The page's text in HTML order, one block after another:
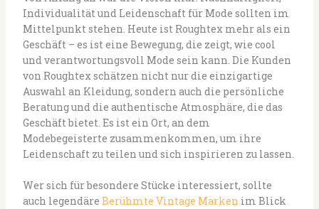
Individualität und Leidenschaft für Mode sollten im
Mittelpunkt stehen. Heute ist Roughtex mehr als ein
Geschäft – es ist eine Bewegung, die zeigt, wie cool
und verantwortungsvoll Mode sein kann. Die Kunden
von Roughtex schätzen nicht nur die einzigartige
Auswahl an Kleidung, sondern auch die persönliche
Beratung und die authentische Atmosphäre, die das
Geschäft bietet. Es ist ein Ort, an dem
Modebegeisterte zusammenkommen, um ihre
Leidenschaft zu teilen und sich inspirieren zu lassen.
Wer sich für besondere Stücke interessiert, sollte
auch legendäre Berühmte Vintage Marken im Blick